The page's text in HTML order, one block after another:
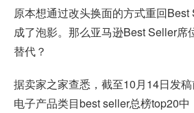
原本想通过改头换面的方式重回Best
成了泡影。那么亚马逊Best Seller席
替代？
据卖家之家查悉，截至10月14日发
电子产品类目best seller总榜top20